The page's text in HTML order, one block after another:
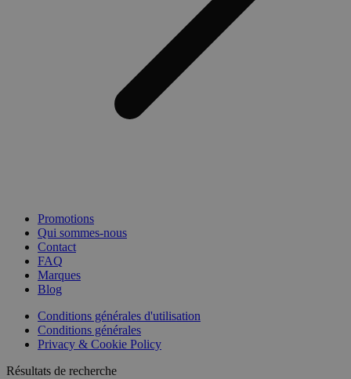
Promotions
Qui sommes-nous
Contact
FAQ
Marques
Blog
Conditions générales d'utilisation
Conditions générales
Privacy & Cookie Policy
Résultats de recherche